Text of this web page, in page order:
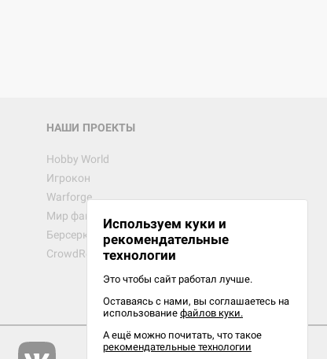
НАШИ ПРОЕКТЫ
Hobby World
Игрокон
Warforge
Мир фантастики
Берсерк
CrowdRepublic
Используем куки и
рекомендательные
технологии
Это чтобы сайт работал лучше.
Оставаясь с нами, вы соглашаетесь на
использование файлов куки.
А ещё можно почитать, что такое
рекомендательные технологии